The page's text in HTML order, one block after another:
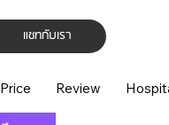
แชทกับเรา
Price Review